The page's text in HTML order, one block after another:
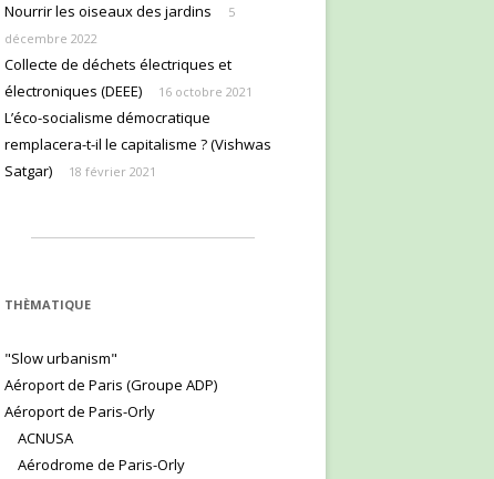
Nourrir les oiseaux des jardins
5
décembre 2022
Collecte de déchets électriques et
électroniques (DEEE)
16 octobre 2021
L’éco-socialisme démocratique
remplacera-t-il le capitalisme ? (Vishwas
Satgar)
18 février 2021
THÈMATIQUE
"Slow urbanism"
Aéroport de Paris (Groupe ADP)
Aéroport de Paris-Orly
ACNUSA
Aérodrome de Paris-Orly